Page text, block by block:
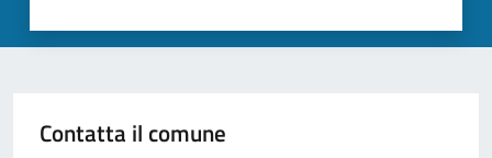
Contatta il comune